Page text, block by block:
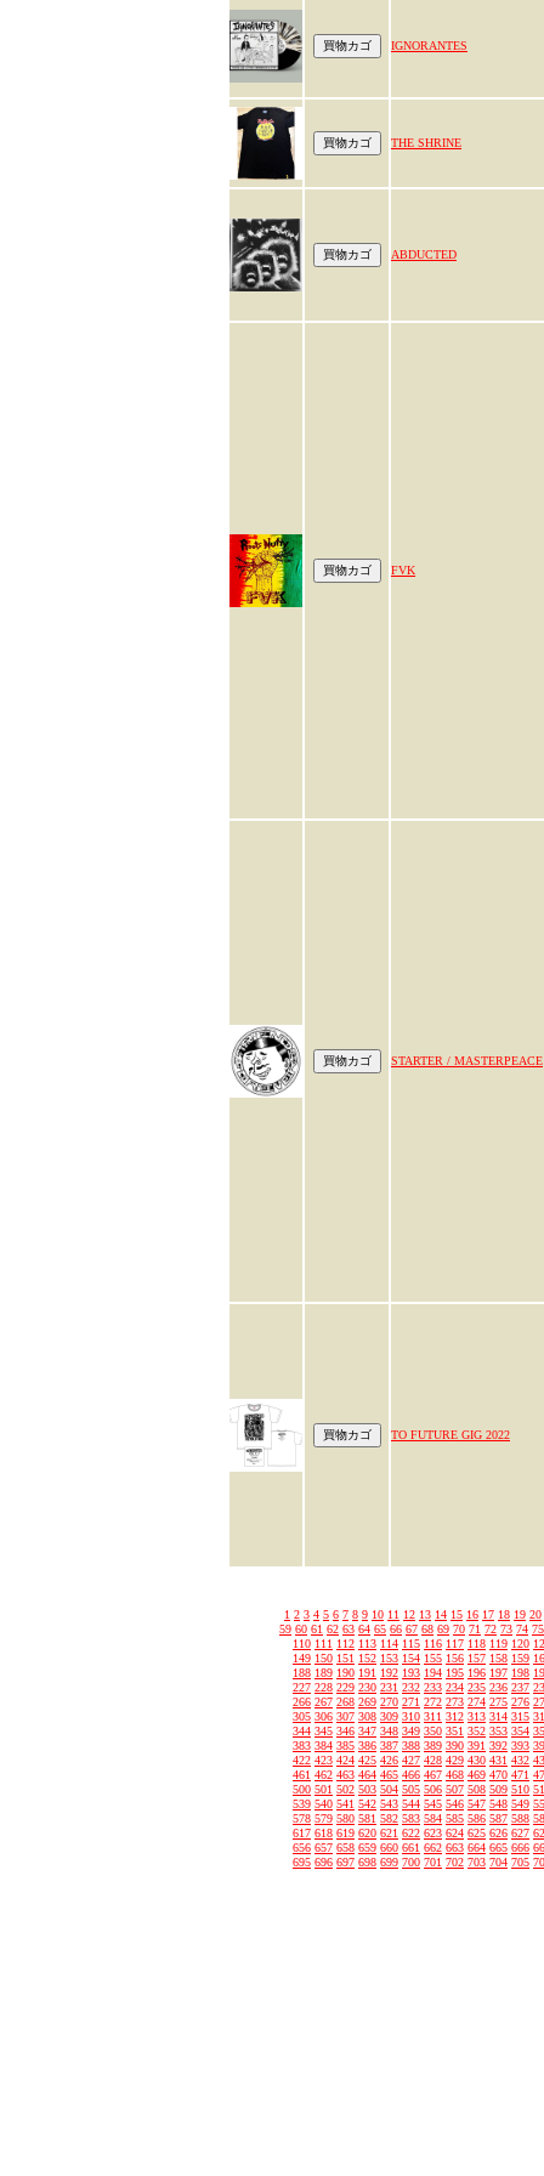
IGNORANTES
THE SHRINE
ABDUCTED
FVK
STARTER / MASTERPEACE
TO FUTURE GIG 2022
1 2 3 4 5 6 7 8 9 10 11 12 13 14 15 16 17 18 19 20
59 60 61 62 63 64 65 66 67 68 69 70 71 72 73 74 75
110 111 112 113 114 115 116 117 118 119 120
149 150 151 152 153 154 155 156 157 158 159
188 189 190 191 192 193 194 195 196 197 198
227 228 229 230 231 232 233 234 235 236 237
266 267 268 269 270 271 272 273 274 275 276
305 306 307 308 309 310 311 312 313 314 315
344 345 346 347 348 349 350 351 352 353 354
383 384 385 386 387 388 389 390 391 392 393
422 423 424 425 426 427 428 429 430 431 432
461 462 463 464 465 466 467 468 469 470 471
500 501 502 503 504 505 506 507 508 509 510
539 540 541 542 543 544 545 546 547 548 549
578 579 580 581 582 583 584 585 586 587 588
617 618 619 620 621 622 623 624 625 626 627
656 657 658 659 660 661 662 663 664 665 666
695 696 697 698 699 700 701 702 703 704 705